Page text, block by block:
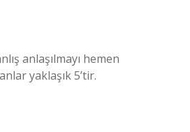
anlaşılmayı hemen
yaklaşık 5’tir.